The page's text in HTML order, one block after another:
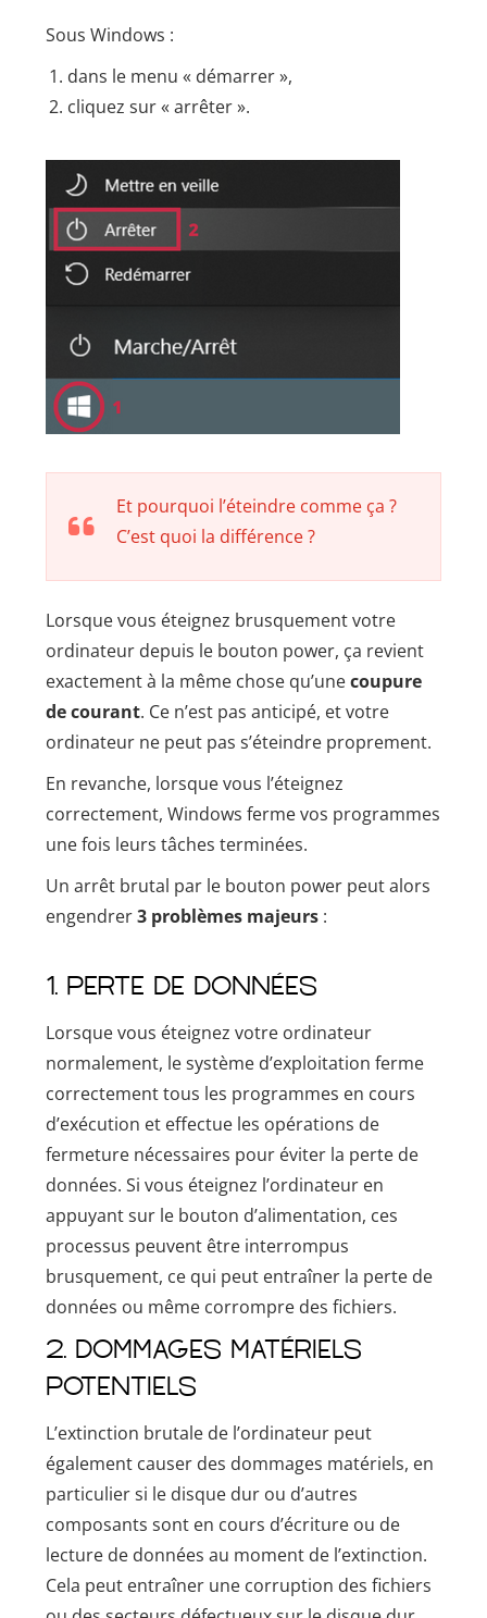
Sous Windows :
dans le menu « démarrer »,
cliquez sur « arrêter ».
Et pourquoi l’éteindre comme ça ?
C’est quoi la différence ?
Lorsque vous éteignez brusquement votre
ordinateur depuis le bouton power, ça revient
exactement à la même chose qu’unecoupure
de courant. Ce n’est pas anticipé, et votre
ordinateur ne peut pas s’éteindre proprement.
En revanche, lorsque vous l’éteignez
correctement, Windows ferme vos programmes
une fois leurs tâches terminées.
Un arrêt brutal par le bouton power peut alors
engendrer3 problèmes majeurs :
1. Perte de données
Lorsque vous éteignez votre ordinateur
normalement, le système d’exploitation ferme
correctement tous les programmes en cours
d’exécution et effectue les opérations de
fermeture nécessaires pour éviter la perte de
données. Si vous éteignez l’ordinateur en
appuyant sur le bouton d’alimentation, ces
processus peuvent être interrompus
brusquement, ce qui peut entraîner la perte de
données ou même corrompre des fichiers.
2. Dommages matériels
potentiels
L’extinction brutale de l’ordinateur peut
également causer des dommages matériels, en
particulier si le disque dur ou d’autres
composants sont en cours d’écriture ou de
lecture de données au moment de l’extinction.
Cela peut entraîner une corruption des fichiers